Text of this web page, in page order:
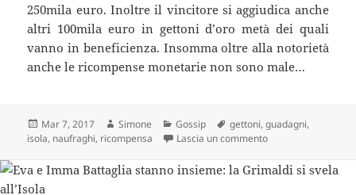
250mila euro. Inoltre il vincitore si aggiudica anche
altri 100mila euro in gettoni d’oro metà dei quali
vanno in beneficienza. Insomma oltre alla notorietà
anche le ricompense monetarie non sono male…
Scritto
il
Mar 7, 2017 Autore
Simone Categorie
Gossip Tag
gettoni,guadagni,
isola, naufraghi, ricompensa Lascia un commentosu Isola dei